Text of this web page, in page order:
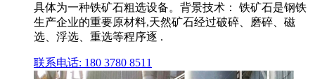
具体为一种铁矿石粗选设备。背景技术： 铁矿石是钢铁
生产企业的重要原材料,天然矿石经过破碎、磨碎、磁
选、浮选、重选等程序逐 .
联系电话: 180 3780 8511